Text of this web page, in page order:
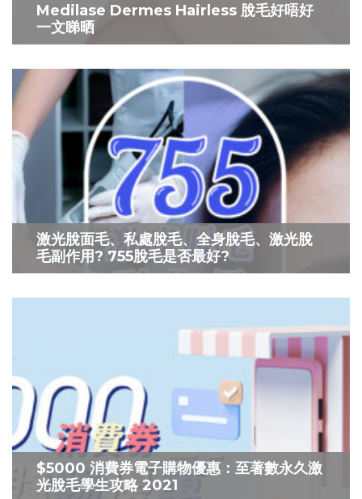
Medilase Dermes Hairless 脫毛好唔好
一文睇晒
激光脫面毛、私處脫毛、全身脫毛、激光脫
毛副作用? 755脫毛是否最好?
$5000 消費券電子購物優惠：至著數永久激
光脫毛學生攻略 2021